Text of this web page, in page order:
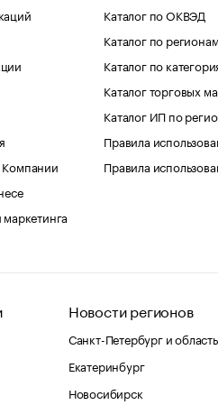
маркетинга
Каталог по ОКВЭД
Каталог по регионам
Каталог по
Каталог торговых
Каталог ИП по
Правила
Правила
Новости регионов
Санкт-Петербург и область
Екатеринбург
Новосибирск